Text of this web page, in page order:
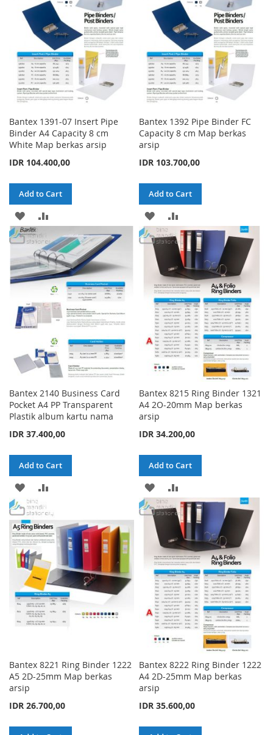
LIST
LIST
Bantex 1391-07 Insert Pipe
Binder A4 Capacity 8 cm
White Map berkas arsip
IDR 104.400,00
Add to Cart
ADD
TO
WISH
LIST
TO
COMPARE
Bantex 1392 Pipe Binder FC
Capacity 8 cm Map berkas
arsip
IDR 103.700,00
Add to Cart
ADD
TO
WISH
LIST
TO
COMPARE
Bantex 2140 Business Card
Pocket A4 PP Transparent
Plastik album kartu nama
IDR 37.400,00
Add to Cart
ADD
TO
WISH
LIST
COMPARE
Bantex 8215 Ring Binder 1321
A4 2O-20mm Map berkas
arsip
IDR 34.200,00
Add to Cart
ADD
TO
WISH
LIST
TO
COMPARE
Bantex 8221 Ring Binder 1222
A5 2D-25mm Map berkas
arsip
IDR 26.700,00
Bantex 8222 Ring Binder 1222
A4 2D-25mm Map berkas
arsip
IDR 35.600,00